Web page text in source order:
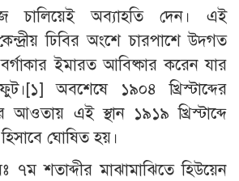
চালিয়েই অব্যাহতি দেন। এই
ঢিবির অংশে চারপাশে উদ্গত
ইমারত আবিষ্কার করেন যার
অবশেষে ১৯০৪ খ্রিস্টাব্দের
আওতায় এই স্থান ১৯১৯ খ্রিস্টাব্দে
হিসাবে ঘোষিত হয়।
৭ম শতাব্দীর মাঝামাঝিতে হিউয়েন